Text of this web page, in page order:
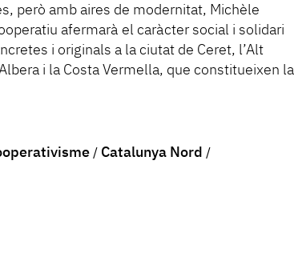
però amb aires de modernitat, Michèle
afermarà el caràcter social i solidari
i originals a la ciutat de Ceret, l’Alt
i la Costa Vermella, que constitueixen la
Catalunya Nord